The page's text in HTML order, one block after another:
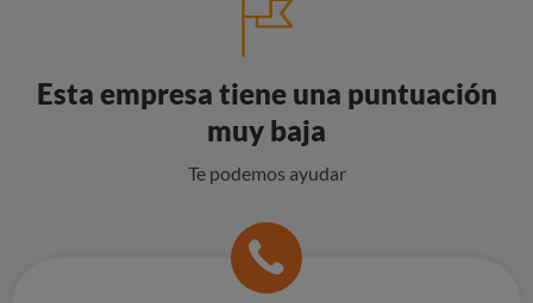
Esta empresa tiene una puntuación
muy baja
Te podemos ayudar